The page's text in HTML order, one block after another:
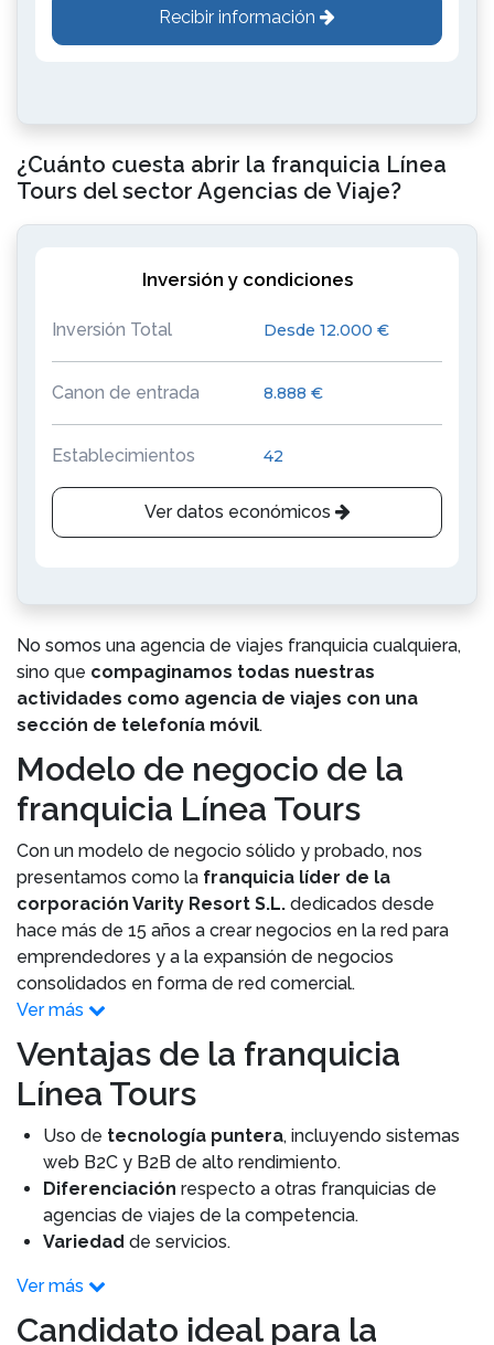
Recibir información
¿Cuánto cuesta abrir la franquicia Línea
Tours del sector Agencias de Viaje?
Inversión y condiciones
Inversión Total Desde 12.000 €
Canon de entrada 8.888 €
Establecimientos 42
Ver datos económicos
No somos una agencia de viajes franquicia cualquiera,
sino que compaginamos todas nuestras
actividades como agencia de viajes con una
sección de telefonía móvil.
Modelo de negocio de la
franquicia Línea Tours
Con un modelo de negocio sólido y probado, nos
presentamos como la franquicia líder de la
corporación Varity Resort S.L. dedicados desde
hace más de 15 años a crear negocios en la red para
emprendedores y a la expansión de negocios
consolidados en forma de red comercial.
Ver más
Ventajas de la franquicia
Línea Tours
Uso de tecnología puntera, incluyendo sistemas
web B2C y B2B de alto rendimiento.
Diferenciación respecto a otras franquicias de
agencias de viajes de la competencia.
Variedad de servicios.
Ver más
Candidato ideal para la